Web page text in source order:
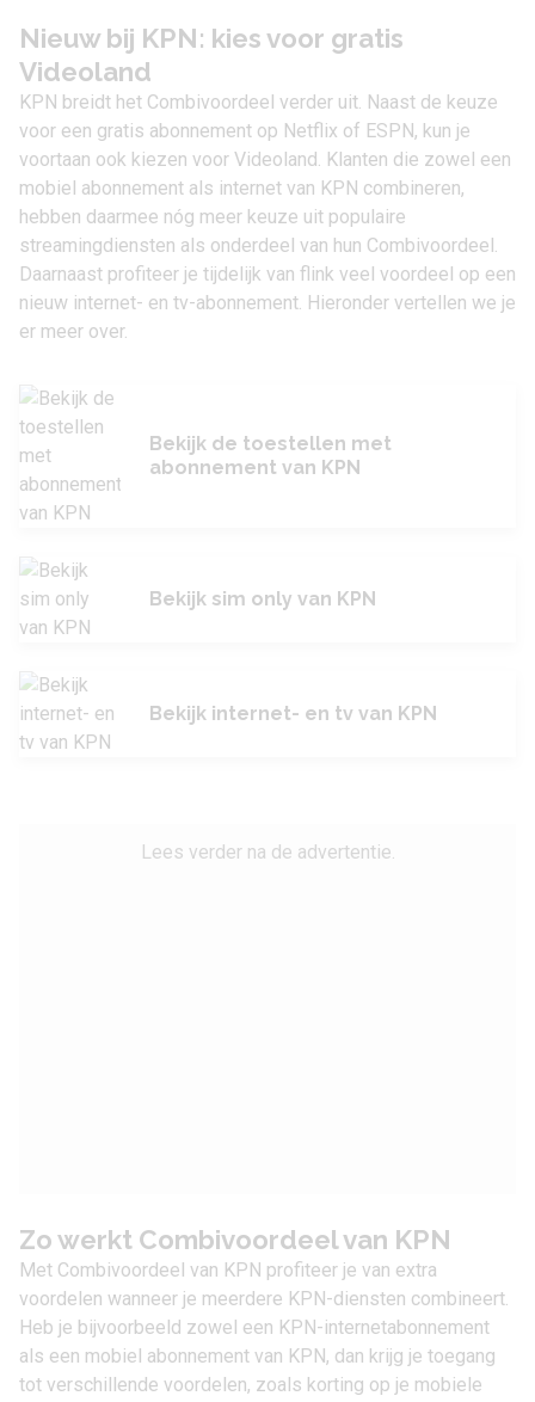
Nieuw bij KPN: kies voor gratis
Videoland
KPN breidt het Combivoordeel verder uit. Naast de keuze
voor een gratis abonnement op Netflix of ESPN, kun je
voortaan ook kiezen voor Videoland. Klanten die zowel een
mobiel abonnement als internet van KPN combineren,
hebben daarmee nóg meer keuze uit populaire
streamingdiensten als onderdeel van hun Combivoordeel.
Daarnaast profiteer je tijdelijk van flink veel voordeel op een
nieuw internet- en tv-abonnement. Hieronder vertellen we je
er meer over.
Bekijk de toestellen met
abonnement van KPN
Bekijk sim only van KPN
Bekijk internet- en tv van KPN
Lees verder na de advertentie.
Zo werkt Combivoordeel van KPN
Met Combivoordeel van KPN profiteer je van extra
voordelen wanneer je meerdere KPN-diensten combineert.
Heb je bijvoorbeeld zowel een KPN-internetabonnement
als een mobiel abonnement van KPN, dan krijg je toegang
tot verschillende voordelen, zoals korting op je mobiele